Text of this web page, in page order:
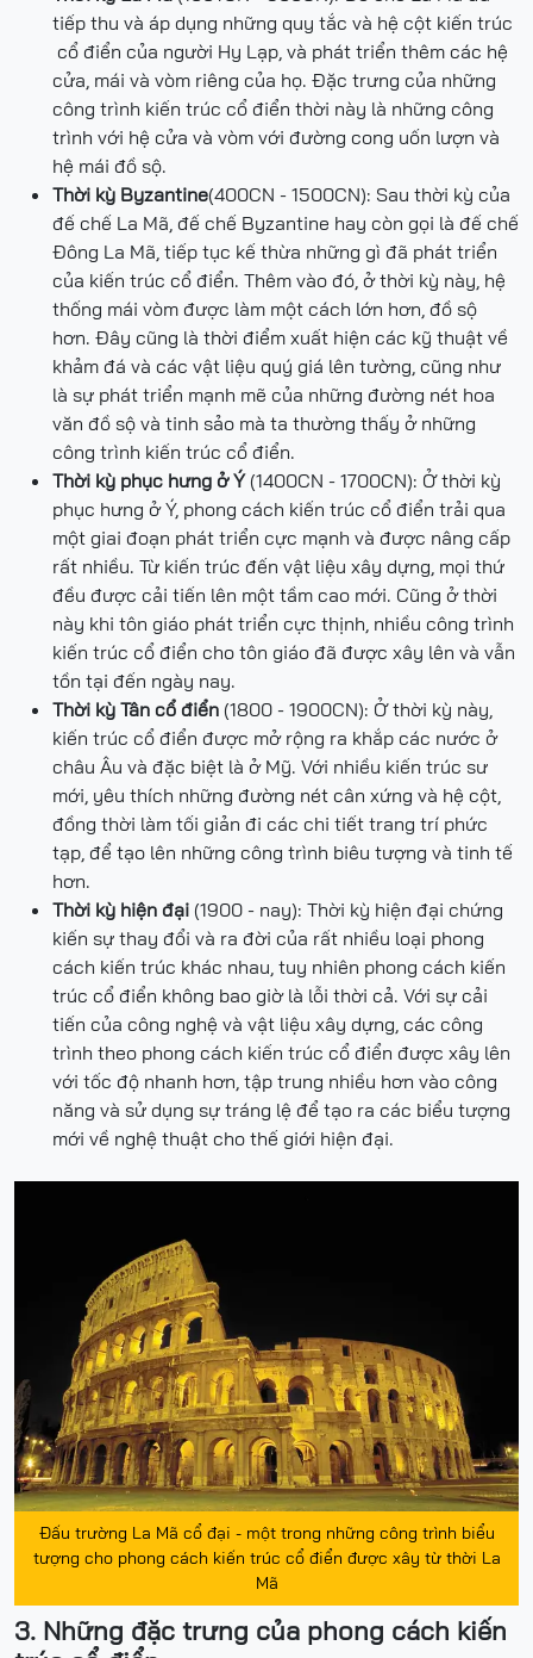
tiếp thu và áp dụng những quy tắc và hệ cột kiến trúc
cổ điển của người Hy Lạp, và phát triển thêm các hệ
cửa, mái và vòm riêng của họ. Đặc trưng của những
công trình kiến trúc cổ điển thời này là những công
trình với hệ cửa và vòm với đường cong uốn lượn và
hệ mái đồ sộ.
Thời kỳ Byzantine(400CN - 1500CN): Sau thời kỳ của
đế chế La Mã, đế chế Byzantine hay còn gọi là đế chế
Đông La Mã, tiếp tục kế thừa những gì đã phát triển
của kiến trúc cổ điển. Thêm vào đó, ở thời kỳ này, hệ
thống mái vòm được làm một cách lớn hơn, đồ sộ
hơn. Đây cũng là thời điểm xuất hiện các kỹ thuật về
khảm đá và các vật liệu quý giá lên tường, cũng như
là sự phát triển mạnh mẽ của những đường nét hoa
văn đồ sộ và tinh sảo mà ta thường thấy ở những
công trình kiến trúc cổ điển.
Thời kỳ phục hưng ở Ý(1400CN - 1700CN): Ở thời kỳ
phục hưng ở Ý, phong cách kiến trúc cổ điển trải qua
một giai đoạn phát triển cực mạnh và được nâng cấp
rất nhiều. Từ kiến trúc đến vật liệu xây dựng, mọi thứ
đều được cải tiến lên một tầm cao mới. Cũng ở thời
này khi tôn giáo phát triển cực thịnh, nhiều công trình
kiến trúc cổ điển cho tôn giáo đã được xây lên và vẫn
tồn tại đến ngày nay.
Thời kỳ Tân cổ điển (1800 - 1900CN): Ở thời kỳ này,
kiến trúc cổ điển được mở rộng ra khắp các nước ở
châu Âu và đặc biệt là ở Mỹ. Với nhiều kiến trúc sư
mới, yêu thích những đường nét cân xứng và hệ cột,
đồng thời làm tối giản đi các chi tiết trang trí phức
tạp, để tạo lên những công trình biêu tượng và tinh tế
hơn.
Thời kỳ hiện đại (1900 - nay): Thời kỳ hiện đại chứng
kiến sự thay đổi và ra đời của rất nhiều loại phong
cách kiến trúc khác nhau, tuy nhiên phong cách kiến
trúc cổ điển không bao giờ là lỗi thời cả. Với sự cải
tiến của công nghệ và vật liệu xây dựng, các công
trình theo phong cách kiến trúc cổ điển được xây lên
với tốc độ nhanh hơn, tập trung nhiều hơn vào công
năng và sử dụng sự tráng lệ để tạo ra các biểu tượng
mới về nghệ thuật cho thế giới hiện đại.
Đấu trường La Mã cổ đại - một trong những công trình biểu
tượng cho phong cách kiến trúc cổ điển được xây từ thời La
Mã
3. Những đặc trưng của phong cách kiến